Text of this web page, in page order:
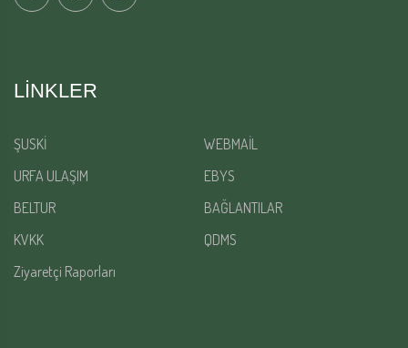
LINKLER
ŞUSKİ
WEBMAİL
URFA ULAŞIM
EBYS
BELTUR
BAĞLANTILAR
KVKK
QDMS
Ziyaretçi Raporları